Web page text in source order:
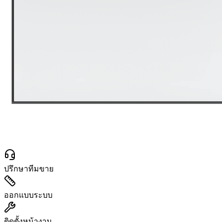
ปรึกษาทีมขาย
ออกแบบระบบ